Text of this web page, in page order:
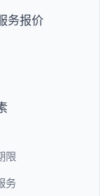
务报价
限
务